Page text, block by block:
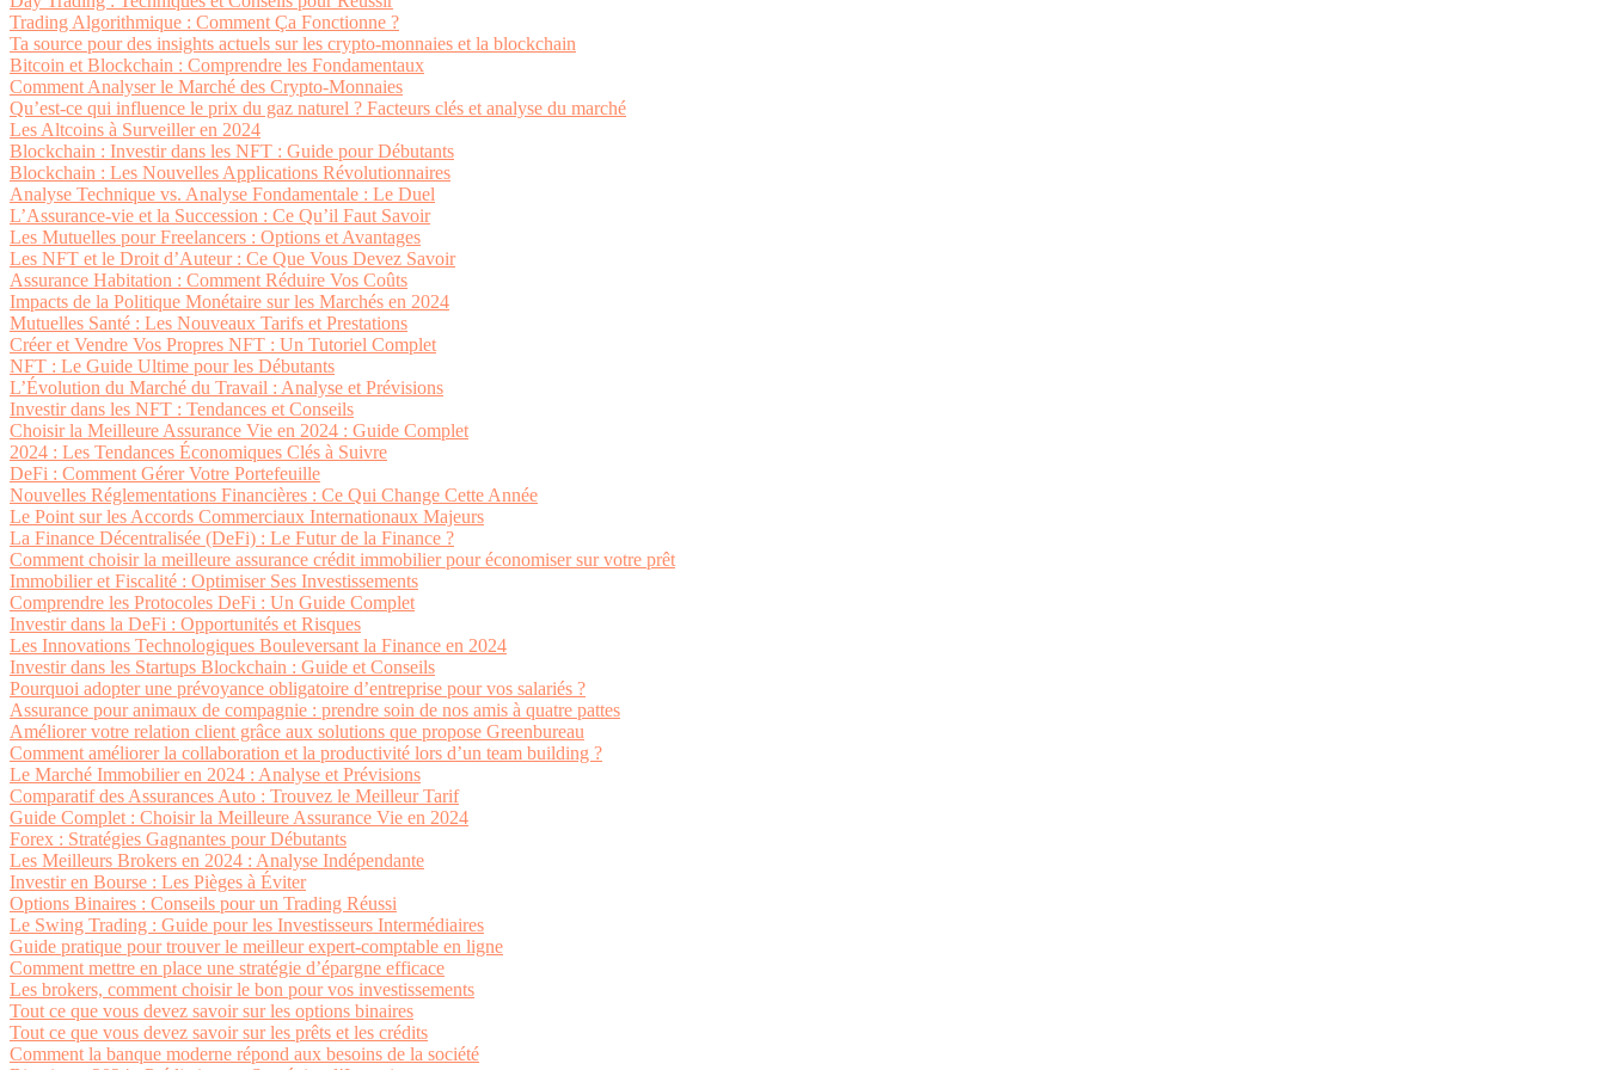
Trading Algorithmique : Comment Ça Fonctionne ?
Ta source pour des insights actuels sur les crypto-monnaies et la blockchain
Bitcoin et Blockchain : Comprendre les Fondamentaux
Comment Analyser le Marché des Crypto-Monnaies
Qu’est-ce qui influence le prix du gaz naturel ? Facteurs clés et analyse du marché
Les Altcoins à Surveiller en 2024
Blockchain : Investir dans les NFT : Guide pour Débutants
Blockchain : Les Nouvelles Applications Révolutionnaires
Analyse Technique vs. Analyse Fondamentale : Le Duel
L’Assurance-vie et la Succession : Ce Qu’il Faut Savoir
Les Mutuelles pour Freelancers : Options et Avantages
Les NFT et le Droit d’Auteur : Ce Que Vous Devez Savoir
Assurance Habitation : Comment Réduire Vos Coûts
Impacts de la Politique Monétaire sur les Marchés en 2024
Mutuelles Santé : Les Nouveaux Tarifs et Prestations
Créer et Vendre Vos Propres NFT : Un Tutoriel Complet
NFT : Le Guide Ultime pour les Débutants
L’Évolution du Marché du Travail : Analyse et Prévisions
Investir dans les NFT : Tendances et Conseils
Choisir la Meilleure Assurance Vie en 2024 : Guide Complet
2024 : Les Tendances Économiques Clés à Suivre
DeFi : Comment Gérer Votre Portefeuille
Nouvelles Réglementations Financières : Ce Qui Change Cette Année
Le Point sur les Accords Commerciaux Internationaux Majeurs
La Finance Décentralisée (DeFi) : Le Futur de la Finance ?
Comment choisir la meilleure assurance crédit immobilier pour économiser sur votre prêt
Immobilier et Fiscalité : Optimiser Ses Investissements
Comprendre les Protocoles DeFi : Un Guide Complet
Investir dans la DeFi : Opportunités et Risques
Les Innovations Technologiques Bouleversant la Finance en 2024
Investir dans les Startups Blockchain : Guide et Conseils
Pourquoi adopter une prévoyance obligatoire d’entreprise pour vos salariés ?
Assurance pour animaux de compagnie : prendre soin de nos amis à quatre pattes
Améliorer votre relation client grâce aux solutions que propose Greenbureau
Comment améliorer la collaboration et la productivité lors d’un team building ?
Le Marché Immobilier en 2024 : Analyse et Prévisions
Comparatif des Assurances Auto : Trouvez le Meilleur Tarif
Guide Complet : Choisir la Meilleure Assurance Vie en 2024
Forex : Stratégies Gagnantes pour Débutants
Les Meilleurs Brokers en 2024 : Analyse Indépendante
Investir en Bourse : Les Pièges à Éviter
Options Binaires : Conseils pour un Trading Réussi
Le Swing Trading : Guide pour les Investisseurs Intermédiaires
Guide pratique pour trouver le meilleur expert-comptable en ligne
Comment mettre en place une stratégie d’épargne efficace
Les brokers, comment choisir le bon pour vos investissements
Tout ce que vous devez savoir sur les options binaires
Tout ce que vous devez savoir sur les prêts et les crédits
Comment la banque moderne répond aux besoins de la société